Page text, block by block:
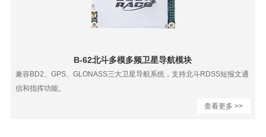
B-62北斗多模多频卫星导航模块
兼容BD2、GPS、GLONASS三大卫星导航系统，支持北斗RDSS短报文通
信和指挥功能。
查看更多 >>